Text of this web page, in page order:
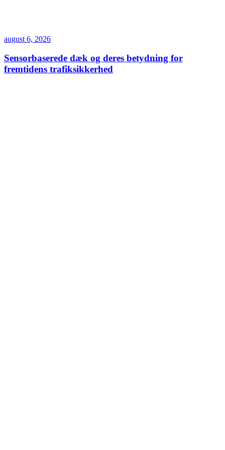
august 6, 2026
Sensorbaserede dæk og deres betydning for
fremtidens trafiksikkerhed